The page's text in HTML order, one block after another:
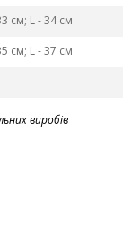
см; L - 34 см
см; L - 37 см
виробів